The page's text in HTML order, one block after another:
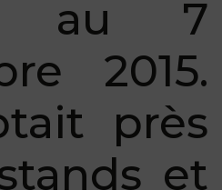
au 7
2015.
près
et